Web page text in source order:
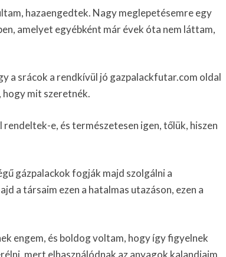
hazaengedtek. Nagy meglepetésemre egy
amelyet egyébként már évek óta nem láttam,
a srácok a rendkívül jó gazpalackfutar.com oldal
mit szeretnék.
e, és természetesen igen, tőlük, hiszen
gázpalackok fogják majd szolgálni a
a társaim ezen a hatalmas utazáson, ezen a
engem, és boldog voltam, hogy így figyelnek
mert elhasználódnak az anyagok kalandjaim